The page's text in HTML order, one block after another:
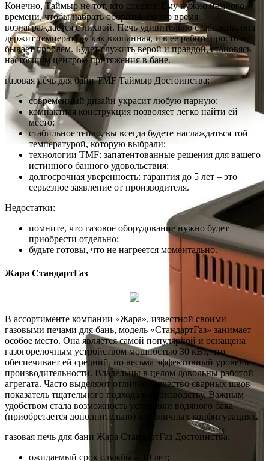
Конечно, Таймыр не тот, кто спешит. Ему нужно немного
времени, чтобы набрать обороты, но это время
вознаграждается с лихвой. Печь удивительно стабильна, она
держит температуру как вкопанная, и в ее работе просто не
бывает проблем. Будет служить верой и правдой, становясь
настоящим центром притяжения в бане.
газовая печь для бани TMF Таймыр Достоинства:
современный дизайн украсит любую парную:
компактная конструкция позволяет легко найти ей
место;
стабильное тепло, вы всегда будете наслаждаться той
температурой, которую выбрали;
технологии TMF: запатентованные решения для вашего
истинного банного удовольствия:
долгосрочная уверенность: гарантия до 5 лет – это
серьезное заявление от производителя.
Недостатки:
помните, что газовое оборудование нужно будет
приобрести отдельно;
будьте готовы, что не нагреется моментально.
Жара СтандартГаз
В ассортименте компании «Жара», известной своими
газовыми печами для бань, модель «СтандартГаз» занимает
особое место. Она является самой популярной и оснащена
газогорелочным устройством мощностью 30 кВт, что
обеспечивает ей средний, но весьма эффективный уровень
производительности. Владельцы в целом довольны работой
агрегата. Часто выделяют отличное качество сварных швов –
показатель тщательного подхода к производству. Важным
удобством стала возможность установки водяного бака
(приобретается дополнительно) в различных конфигурациях.
газовая печь для бани Жара СтандартГаз Достоинства:
ожидаемый срок службы – 10 лет;